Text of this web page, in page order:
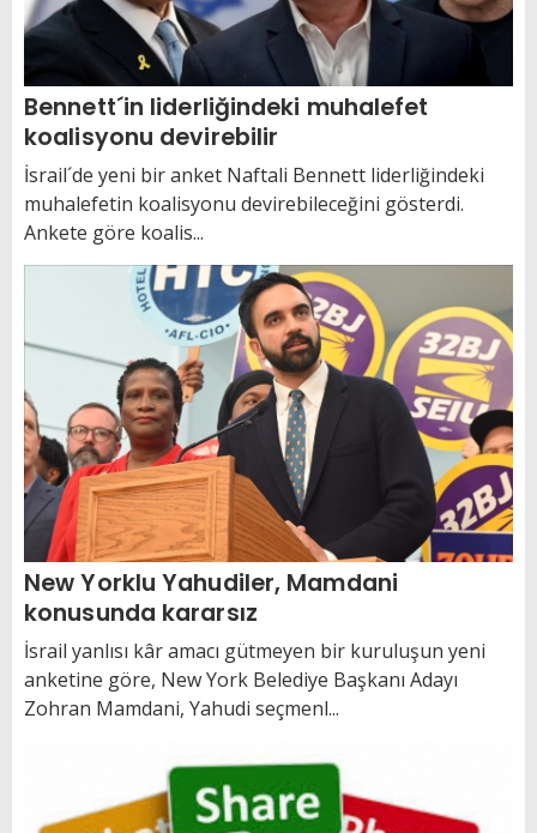
Bennett´in liderliğindeki muhalefet
koalisyonu devirebilir
İsrail´de yeni bir anket Naftali Bennett liderliğindeki
muhalefetin koalisyonu devirebileceğini gösterdi.
Ankete göre koalis...
New Yorklu Yahudiler, Mamdani
konusunda kararsız
İsrail yanlısı kâr amacı gütmeyen bir kuruluşun yeni
anketine göre, New York Belediye Başkanı Adayı
Zohran Mamdani, Yahudi seçmenl...